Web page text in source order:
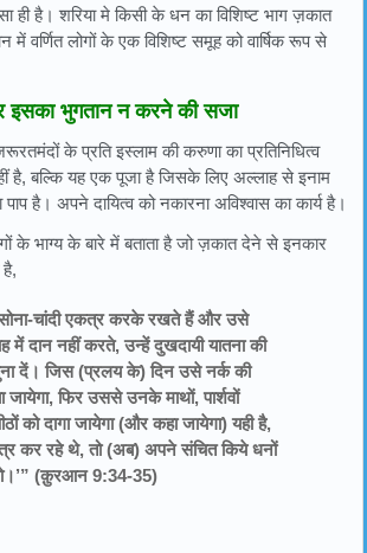
ही है। शरिया मे किसी के धन का विशिष्ट भाग ज़कात
में वर्णित लोगों के एक विशिष्ट समूह को वार्षिक रूप से
इसका भुगतान न करने की सजा
के प्रति इस्लाम की करुणा का प्रतिनिधित्व
है, बल्कि यह एक पूजा है जिसके लिए अल्लाह से इनाम
है। अपने दायित्व को नकारना अविश्वास का कार्य है।
के भाग्य के बारे में बताता है जो ज़कात देने से इनकार
चांदी एकत्र करके रखते हैं और उसे
में दान नहीं करते, उन्हें दुखदायी यातना की
दें। जिस (प्रलय के) दिन उसे नर्क की
जायेगा, फिर उससे उनके माथों, पार्शवों
को दागा जायेगा (और कहा जायेगा) यही है,
कर रहे थे, तो (अब) अपने संचित किये धनों
(क़ुरआन 9:34-35)